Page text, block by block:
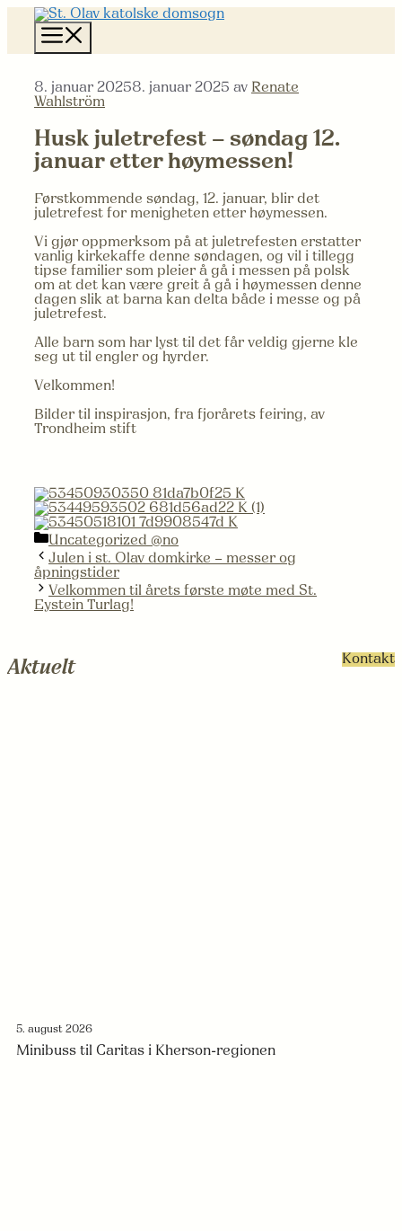
Hopp
innhold
8. januar 20258. januar 2025 av Renate
Wahlström
Husk juletrefest – søndag 12.
januar etter høymessen!
Førstkommende søndag, 12. januar, blir det
juletrefest for menigheten etter høymessen.
Vi gjør oppmerksom på at juletrefesten erstatter
vanlig kirkekaffe denne søndagen, og vil i tillegg
tipse familier som pleier å gå i messen på polsk
om at det kan være greit å gå i høymessen denne
dagen slik at barna kan delta både i messe og på
juletrefest.
Alle barn som har lyst til det får veldig gjerne kle
seg ut til engler og hyrder.
Velkommen!
Bilder til inspirasjon, fra fjorårets feiring, av
Trondheim stift
Kategorier
Uncategorized @no
Julen i st. Olav domkirke – messer og
åpningstider
Velkommen til årets første møte med St.
Eystein Turlag!
Aktuelt Kontakt
5. august 2026
Minibuss til Caritas i Kherson-regionen